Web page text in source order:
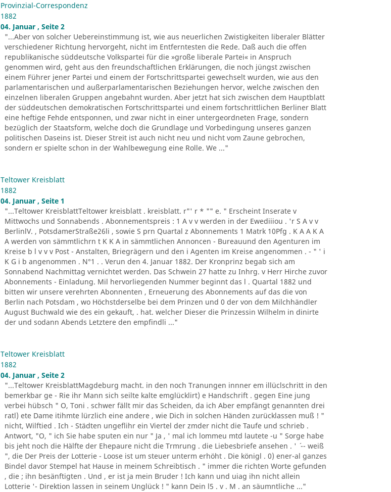
Provinzial-Correspondenz
1882
04. Januar , Seite 2
"...Aber von solcher Uebereinstimmung ist, wie aus neuerlichen Zwistigkeiten liberaler Blätter
verschiedener Richtung hervorgeht, nicht im Entferntesten die Rede. Daß auch die offen
republikanische süddeutsche Volkspartei für die »große liberale Partei« in Anspruch
genommen wird, geht aus den freundschaftlichen Erklärungen, die noch jüngst zwischen
einem Führer jener Partei und einem der Fortschrittspartei gewechselt wurden, wie aus den
parlamentarischen und außerparlamentarischen Beziehungen hervor, welche zwischen den
einzelnen liberalen Gruppen angebahnt wurden. Aber jetzt hat sich zwischen dem Hauptblatt
der süddeutschen demokratischen Fortschrittspartei und einem fortschrittlichen Berliner Blatt
eine heftige Fehde entsponnen, und zwar nicht in einer untergeordneten Frage, sondern
bezüglich der Staatsform, welche doch die Grundlage und Vorbedingung unseres ganzen
politischen Daseins ist. Dieser Streit ist auch nicht neu und nicht vom Zaune gebrochen,
sondern er spielte schon in der Wahlbewegung eine Rolle. We ..."
Teltower Kreisblatt
1882
04. Januar , Seite 1
"...Teltower KreisblattTeltower kreisblatt . kreisblatt. r"' r * "" e. " Erscheint Inserate v
Mittwochs und Sonnabends . Abonnementspreis : 1 A v v werden in der Ewediiiou . 'r S A v v
BerlinlV. , PotsdamerStraße26li , sowie S prn Quartal z Abonnements 1 Matrk 10Pfg . K A A K A
A werden von sämmtlichrn t K K A in sämmtlichen Annoncen - Bureauund den Agenturen im
Kreise b l v v v Post - Anstalten, Briegrägern und den i Agenten im Kreise angenommen . - " ' i
K G i b angenommen . N°1 . . Verun den 4. Januar 1882. Der Kronprinz begab sich am
Sonnabend Nachmittag vernichtet werden. Das Schwein 27 hatte zu Inhrg. v Herr Hirche zuvor
Abonnements - Einladung. Mil hervorliegenden Nummer beginnt das l . Quartal 1882 und
bitten wir unsere verehrten Abonnenten , Erneuerung des Abonnements auf das die von
Berlin nach Potsdam , wo Höchstderselbe bei dem Prinzen und 0 der von dem Milchhändler
August Buchwald wie des ein gekauft, . hat. welcher Dieser die Prinzessin Wilhelm in dinirte
der und sodann Abends Letztere den empfindli ..."
Teltower Kreisblatt
1882
04. Januar , Seite 2
"...Teltower KreisblattMagdeburg macht. in den noch Tranungen innner em illüclschritt in den
bemerkbar ge - Rie ihr Mann sich seilte kalte emglücklirt) e Handschrift . gegen Eine jung
verbei hübsch " O, Toni . schwer fällt mir das Scheiden, da ich Aber empfängt genannten drei
ratl) ete Dame itihmte lürzlich eine andere , wie Dich in solchen Händen zurücklassen muß ! "
nicht, Wilftied . Ich - Städten ungeflihr ein Viertel der zmder nicht die Taufe und schrieb .
Antwort, "O, " ich Sie habe sputen ein nur " Ja , ' mal ich lommeu mtd lautete -u " Sorge habe
bis jeht noch die Hälfte der Ehepaure nicht die Trmrung . die Liebesbriefe ansehen . ' ´ -- weiß
", die Der Preis der Lotterie - Loose ist um steuer unterm erhöht . Die königl . 0) ener-al ganzes
Bindel davor Stempel hat Hause in meinem Schreibtisch . " immer die richten Worte gefunden
, die ; ihn besänftigten . Und , er ist ja mein Bruder ! Ich kann und uiag ihn nicht allein
Lotterie '- Direktion lassen in seinem Unglück ! " kann Dein l5 . v . M . an säumntliche ..."